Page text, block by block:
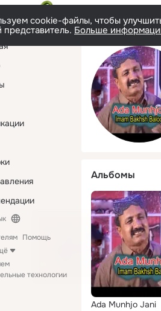
cookie-файлы, чтобы
Больше
Помощь
технологии
Альбомы
Ada Munhjo Jani